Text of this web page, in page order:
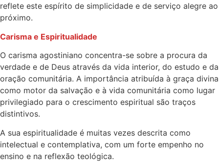
reflete este espírito de simplicidade e de serviço alegre ao
próximo.
Carisma e Espiritualidade
O carisma agostiniano concentra-se sobre a procura da
verdade e de Deus através da vida interior, do estudo e da
oração comunitária. A importância atribuída à graça divina
como motor da salvação e à vida comunitária como lugar
privilegiado para o crescimento espiritual são traços
distintivos.
A sua espiritualidade é muitas vezes descrita como
intelectual e contemplativa, com um forte empenho no
ensino e na reflexão teológica.